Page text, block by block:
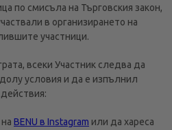
по смисъла на Търговския закон,
в организирането на
участници.
всеки Участник следва да
условия и да е изпълнил
BENU в Instagram или да хареса